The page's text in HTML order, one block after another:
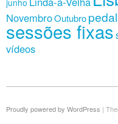
NovembroOutubro
sessões fixas
vídeos
Proudly powered by WordPress |